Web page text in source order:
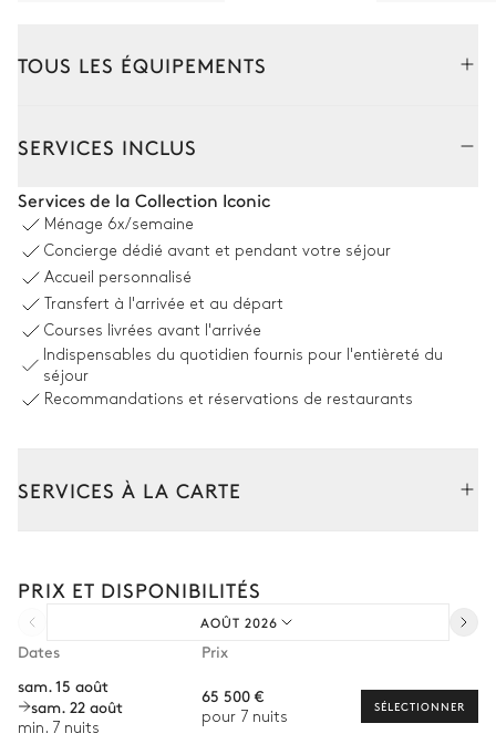
TOUS LES ÉQUIPEMENTS
Douche extérieure
Transats
Piscine
Non chauffée · Au sel
profondeur = 1,2m / 1,93m
Espace dînatoire extérieur
Gaz
Avec pelouse
SERVICES INCLUS
Services de la Collection Iconic
Ménage 6x/semaine
Concierge dédié avant et pendant votre séjour
Accueil personnalisé
Transfert à l'arrivée et au départ
Courses livrées avant l'arrivée
Indispensables du quotidien fournis pour l'entièreté du
séjour
Recommandations et réservations de restaurants
SERVICES À LA CARTE
Location de voiture
Bien-être à domicile
PRIX ET DISPONIBILITÉS
AOÛT 2026
Dates
Prix
sam. 15 août
sam. 22 août
min. 7 nuits
65 500 €
pour 7 nuits
SÉLECTIONNER